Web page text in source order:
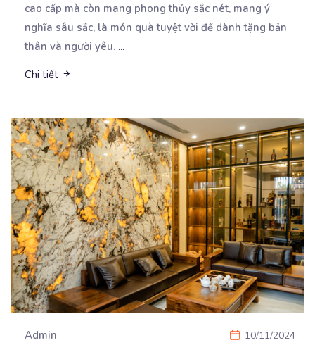
cao cấp mà còn mang phong thủy sắc nét, mang ý
nghĩa sâu sắc, là món quà tuyệt vời để dành tặng bản
thân và người yêu. ...
Chi tiết
Admin 10/11/2024